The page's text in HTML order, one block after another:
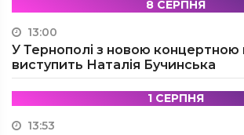
8 СЕРПНЯ
13:00
У Тернополі з новою
виступить Наталія Бучинська
1 СЕРПНЯ
13:53